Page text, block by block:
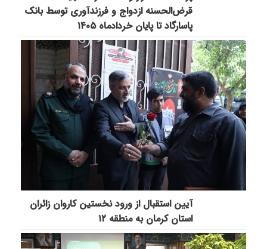
قرض‌الحسنه ازدواج و فرزندآوری توسط بانک
پاسارگاد تا پایان خردادماه ۱۴۰۵
آیین استقبال از ورود نخستین کاروان زائران
استان کرمان به منطقه ۱۲